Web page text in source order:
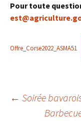
Pour toute
Offre_Corse2022_ASMA51
← Soirée